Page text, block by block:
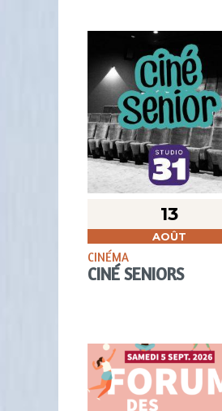
13
AOÛT
CINÉMA
CINÉ SENIORS